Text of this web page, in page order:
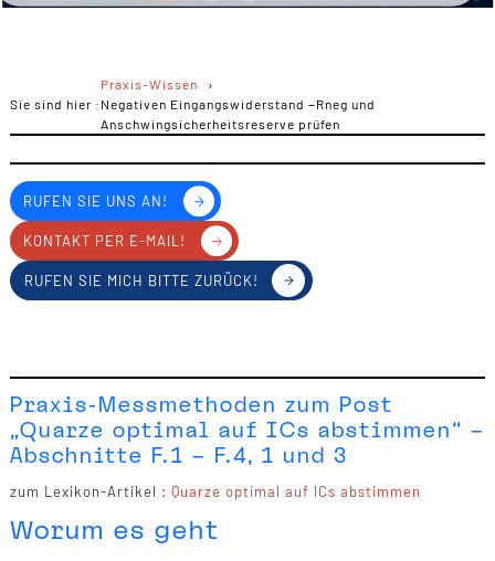
Sie sind hier :
Praxis-Wissen
Negativen Eingangswiderstand −Rneg und
Anschwingsicherheitsreserve prüfen
RUFEN SIE UNS AN!
KONTAKT PER E-MAIL!
RUFEN SIE MICH BITTE ZURÜCK!
Praxis-Messmethoden zum Post
„Quarze optimal auf ICs abstimmen“ –
Abschnitte F.1 – F.4, 1 und 3
zum Lexikon-Artikel : Quarze optimal auf ICs abstimmen
Worum es geht